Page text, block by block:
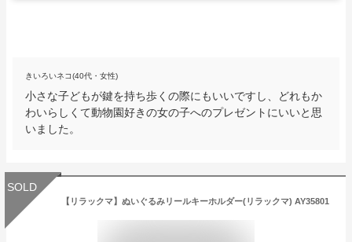
きいろいネコ(40代・女性)
小さな子どもが鍵を持ち歩くの際にもいいですし、どれもか
わいらしくて動物園好きの女の子へのプレゼントにいいと思
いました。
SOLD
【リラックマ】ぬいぐるみリールキーホルダー(リラックマ) AY35801